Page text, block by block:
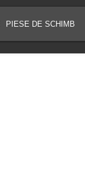
PIESE DE SCHIMB